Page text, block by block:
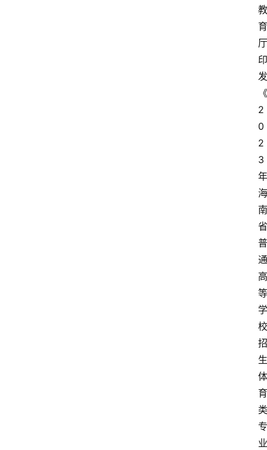
教
育
厅
印
发
《
2
0
2
3
年
海
南
省
普
通
高
等
学
校
招
生
体
育
类
专
业